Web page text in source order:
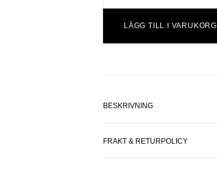
LÄGG TILL I VARUKORG
BESKRIVNING
FRAKT & RETURPOLICY